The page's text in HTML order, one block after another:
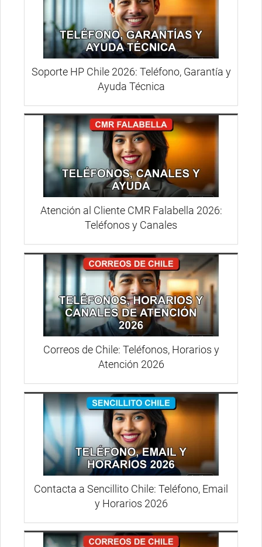
Soporte HP Chile 2026: Teléfono, Garantía y
Ayuda Técnica
Atención al Cliente CMR Falabella 2026:
Teléfonos y Canales
Correos de Chile: Teléfonos, Horarios y
Atención 2026
Contacta a Sencillito Chile: Teléfono, Email
y Horarios 2026